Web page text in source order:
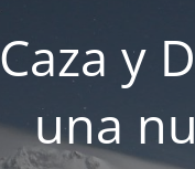
Caza y
una